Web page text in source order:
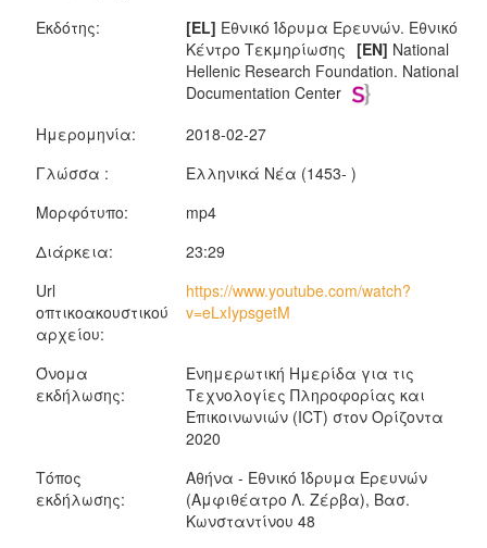
Εκδότης: [EL] Εθνικό Ίδρυμα Ερευνών. Εθνικό
Κέντρο Τεκμηρίωσης [EN] National
Hellenic Research Foundation. National
Documentation Center
Ημερομηνία:
2018-02-27
Γλώσσα :
Ελληνικά Νέα (1453- )
Μορφότυπο:
mp4
Διάρκεια:
23:29
Url
οπτικοακουστικού
αρχείου:
https://www.youtube.com/watch?
v=eLxIypsgetM
Όνομα
εκδήλωσης:
Ενημερωτική Ημερίδα για τις
Τεχνολογίες Πληροφορίας και
Επικοινωνιών (ICT) στον Ορίζοντα
2020
Τόπος
εκδήλωσης:
Αθήνα - Εθνικό Ίδρυμα Ερευνών
(Αμφιθέατρο Λ. Ζέρβα), Bασ.
Κωνσταντίνου 48